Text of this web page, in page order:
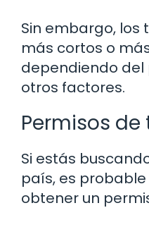
Sin embargo, los
más cortos o
dependiendo del
otros factores.
Permisos
Si estás
país, es
obtener un